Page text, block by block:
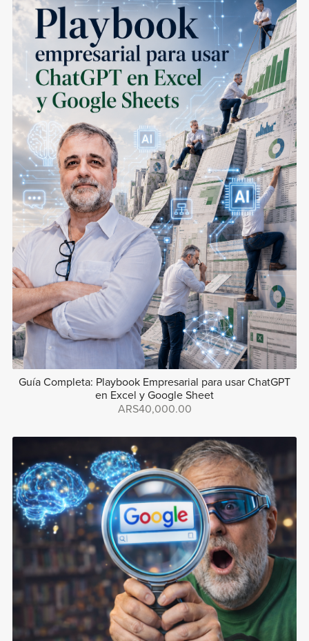
Guía Completa: Playbook Empresarial para usar ChatGPT
en Excel y Google Sheet
ARS40,000.00